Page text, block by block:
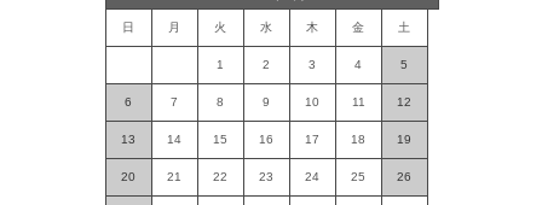
日 月 火 水 木 金 土
1 2 3 4 5
6 7 8 9 10 11 12
13 14 15 16 17 18 19
20 21 22 23 24 25 26